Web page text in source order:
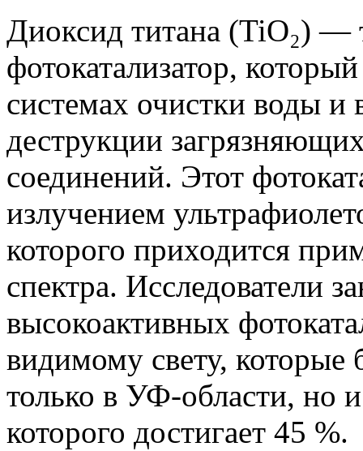
Диоксид титана (TiO₂) —
фотокатализатор,
системах очистки воды и
деструкции
соединений. Этот
излучением
которого приходится
спектра. Исследователи
высокоактивных
видимому свету, которые
только в УФ-области, но
которого достигает 45 %.